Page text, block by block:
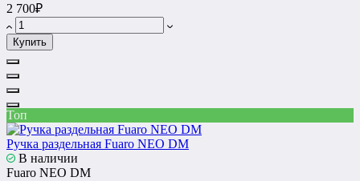
2 700₽
Купить
Топ
Ручка раздельная Fuaro NEO DM
В наличии
Fuaro NEO DM